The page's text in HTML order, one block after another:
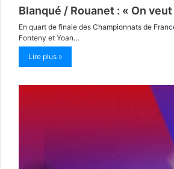
Blanqué / Rouanet : « On
En quart de finale des Championnats de
Fonteny et Yoan…
Lire plus »